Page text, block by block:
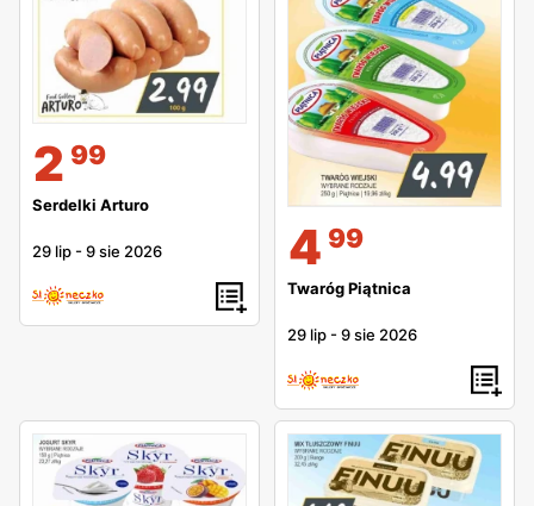
2 99
Serdelki Arturo
29 lip -9 sie 2026 4 99
Twaróg Piątnica
29 lip -9 sie 2026